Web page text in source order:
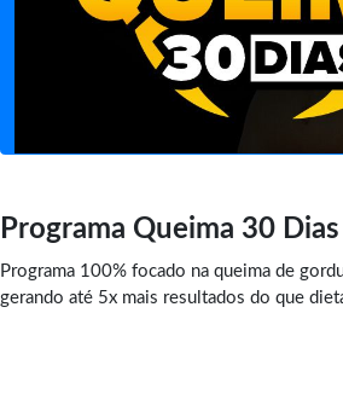
Programa Queima 30 Dias
Programa 100% focado na queima de
gerando até 5x mais resultados do que